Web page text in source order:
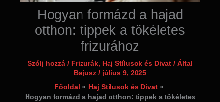
Hogyan formázd a hajad
otthon: tippek a tökéletes
frizurához
Szólj hozzá / Frizurák, Haj Stílusok és Divat / Által
Bajusz / július 9, 2025
Főoldal
Haj Stílusok és Divat
Hogyan formázd a hajad otthon: tippek a tökéletes